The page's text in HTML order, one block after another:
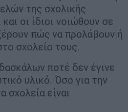
της σχολικής
οι ίδιοι νοιώθουν σε
πώς να προλάβουν ή
σχολείο τους.
ποτέ δεν έγινε
υλικό. Όσο για την
σχολεία είναι